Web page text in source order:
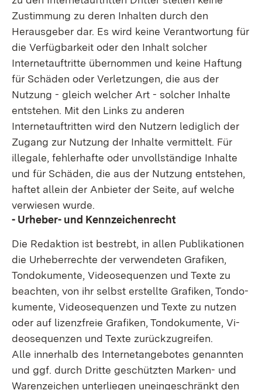
Zustimmung zu deren Inhalten durch den
Herausgeber dar. Es wird keine Verantwortung für
die Verfügbarkeit oder den Inhalt solcher
Internetauftritte übernommen und keine Haftung
für Schäden oder Verletzungen, die aus der
Nutzung - gleich welcher Art - solcher Inhalte
entstehen. Mit den Links zu anderen
Internetauftritten wird den Nutzern lediglich der
Zugang zur Nutzung der Inhalte vermittelt. Für
illegale, fehlerhafte oder unvollständige Inhalte
und für Schäden, die aus der Nutzung entstehen,
haftet allein der Anbieter der Seite, auf welche
verwiesen wurde.
- Urheber- und Kennzeichenrecht
Die Redaktion ist bestrebt, in allen Publikationen
die Urheberrechte der verwendeten Grafiken,
Tondokumente, Videosequenzen und Texte zu
beachten, von ihr selbst erstellte Grafiken, Tondo­
kumente, Videosequenzen und Texte zu nutzen
oder auf lizenzfreie Grafiken, Tondokumente, Vi­
deosequenzen und Texte zurückzugreifen.
Alle innerhalb des Internetangebotes genannten
und ggf. durch Dritte geschützten Marken- und
Warenzeichen unterliegen uneingeschränkt den